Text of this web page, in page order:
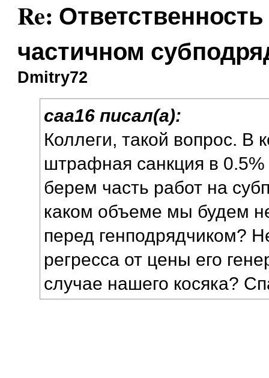
Re:
частичном
Dmitry72
caa16 писал(а):
Коллеги, такой вопрос. В
штрафная санкция в
берем часть работ на
каком объеме мы будем
перед генподрядчиком?
регресса от цены его
случае нашего косяка?